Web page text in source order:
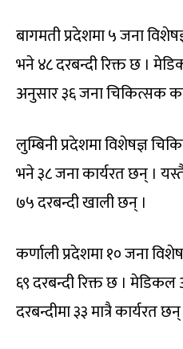
बागमती प्रदेशमा ५ जना
भने ४८ दरबन्दी रिक्त छ ।
अनुसार ३६ जना चिकित्सक
लुम्बिनी प्रदेशमा विशेषज्ञ
भने ३८ जना कार्यरत छन् ।
७५ दरबन्दी खाली छन् ।
कर्णाली प्रदेशमा १० जना
६९ दरबन्दी रिक्त छ ।
दरबन्दीमा ३३ मात्रै कार्यरत छन्